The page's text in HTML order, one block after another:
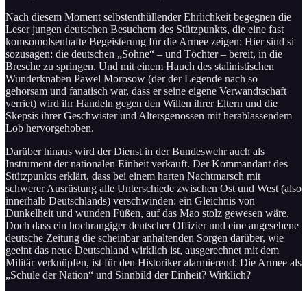
Nach diesem Moment selbstenthüllender Ehrlichkeit begegnen die
Leser jungen deutschen Besuchern des Stützpunkts, die eine fast
komsomolsenhafte Begeisterung für die Armee zeigen: Hier sind si
sozusagen: die deutschen „Söhne“ – und Töchter – bereit, in die
Bresche zu springen. Und mit einem Hauch des stalinistischen
Wunderknaben Pawel Morosow (der der Legende nach so
gehorsam und fanatisch war, dass er seine eigene Verwandtschaft
verriet) wird ihr Handeln gegen den Willen ihrer Eltern und die
Skepsis ihrer Geschwister und Altersgenossen mit herablassendem
Lob hervorgehoben.
Darüber hinaus wird der Dienst in der Bundeswehr auch als
Instrument der nationalen Einheit verkauft. Der Kommandant des
Stützpunkts erklärt, dass bei einem harten Nachtmarsch mit
schwerer Ausrüstung alle Unterschiede zwischen Ost und West (also
innerhalb Deutschlands) verschwinden: ein Gleichnis von
Dunkelheit und wunden Füßen, auf das Mao stolz gewesen wäre.
Doch dass ein hochrangiger deutscher Offizier und eine angesehene
deutsche Zeitung die scheinbar anhaltenden Sorgen darüber, wie
geeint das neue Deutschland wirklich ist, ausgerechnet mit dem
Militär verknüpfen, ist für den Historiker alarmierend: Die Armee als
„Schule der Nation“ und Sinnbild der Einheit? Wirklich?